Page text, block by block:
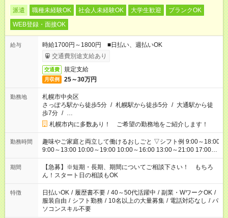
派遣 職種未経験OK 社会人未経験OK 大学生歓迎
ブランクOK
WEB登録・面接OK
給与
時給1700円～1800円 ■日払い、週払いOK
交通費別途支給あり
交通費 規定支給
月収例 25～30万円
勤務地
札幌市中央区
さっぽろ駅から徒歩5分 / 札幌駅から徒歩5分 / 大通駅から徒
歩7分 / …
札幌市内に多数あり！ ご希望の勤務地をご紹介します！
勤務時間
趣味やご家庭と両立して働けるおしごと ▽シフト例 9:00～18:00
9:00～13:00 10:00～19:00 10:00～16:00 13:00～21:00 17:00～
21：00 18:00～21：00 ■残業なし ■週3日～、1日3h～OK ■他シ
フトについてもお気軽にご相談ください
期間
【急募】※短期・長期、期間についてご相談下さい！ もちろ
ん！スタート日の相談もOK
特徴 日払いOK / 履歴書不要 / 40～50代活躍中 / 副業・WワークOK /
服装自由 / シフト勤務 / 10名以上の大量募集 / 電話対応なし / パ
ソコンスキル不要